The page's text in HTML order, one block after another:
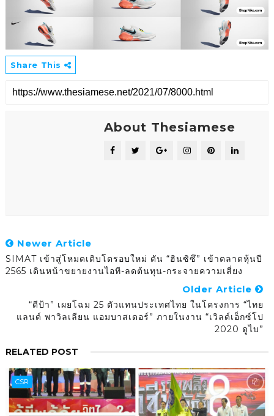
Share This
About Thesiamese
Newer Article
SIMAT เข้าสู่โหมดเติบโตรอบใหม่ ดัน “ฮินซิซึ” เข้าตลาดหุ้นปี
2565 เดินหน้าขยายงานไอที-ลดต้นทุน-กระจายความเสี่ยง
Older Article
“ดีป้า” เผยโฉม 25 ตัวแทนประเทศไทย ในโครงการ “ไทย
แลนด์ พาวิลเลียน แอมบาสเดอร์” ภายในงาน “เวิลด์เอ็กซ์โป
2020 ดูไบ”
RELATED POST
CSR